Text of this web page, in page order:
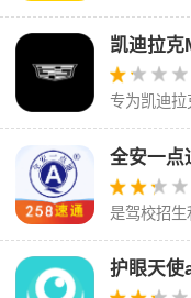
凯迪拉
专为凯迪
件。
全安一点
是驾校招
手
护眼天使